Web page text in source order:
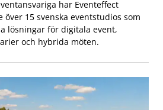
har Eventeffect
15 svenska eventstudios som
lösningar för digitala event,
och hybrida möten.